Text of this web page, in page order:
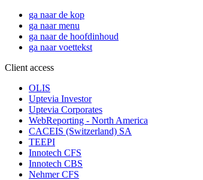
ga naar de kop
ga naar menu
ga naar de hoofdinhoud
ga naar voettekst
Client access
OLIS
Uptevia Investor
Uptevia Corporates
WebReporting - North America
CACEIS (Switzerland) SA
TEEPI
Innotech CFS
Innotech CBS
Nehmer CFS